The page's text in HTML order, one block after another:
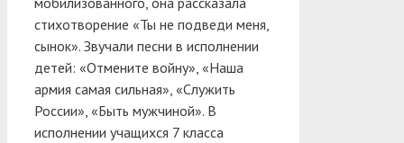
стихотворение «Ты не подведи меня,
сынок». Звучали песни в исполнении
детей: «Отмените войну», «Наша
армия самая сильная», «Служить
России», «Быть мужчиной». В
исполнении учащихся 7 класса